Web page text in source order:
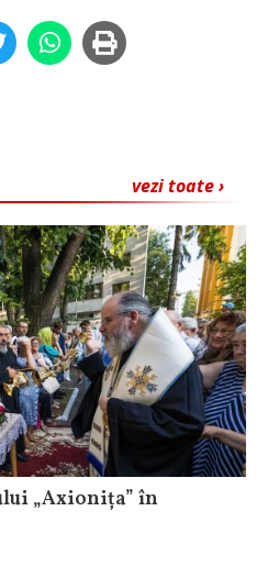
vezi toate ›
„Axionița” în